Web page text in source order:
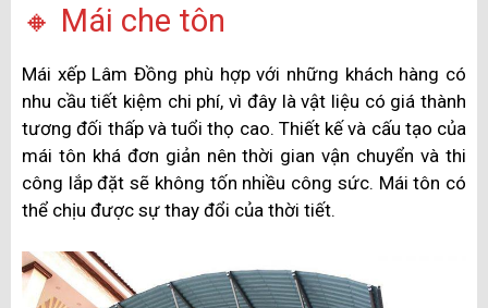
🔸 Mái che tôn
Mái xếp Lâm Đồng phù hợp với những khách hàng có
nhu cầu tiết kiệm chi phí, vì đây là vật liệu có giá thành
tương đối thấp và tuổi thọ cao. Thiết kế và cấu tạo của
mái tôn khá đơn giản nên thời gian vận chuyển và thi
công lắp đặt sẽ không tốn nhiều công sức. Mái tôn có
thể chịu được sự thay đổi của thời tiết.